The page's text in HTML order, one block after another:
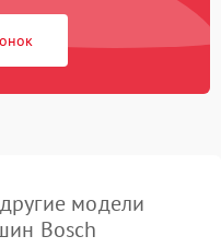
модели
Bosch